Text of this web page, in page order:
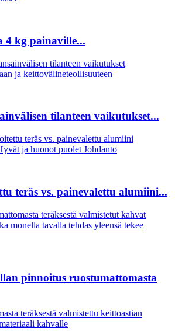
4 kg painaville...
tilanteen vaikutukset...
teräs vs. painevalettu alumiini...
pinnoitus ruostumattomasta